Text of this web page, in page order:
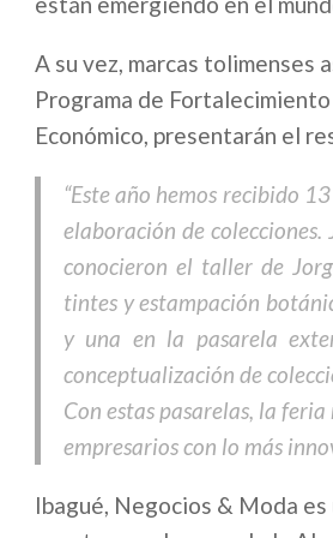
A su vez, marcas tolimenses
Programa de
Económico, presentarán el
“Este año hemos recibido
elaboración de
conocieron el taller de
tintes y estampación
y una en la pasarela
conceptualización de
Con estas pasarelas, la
empresarios con lo más
Ibagué, Negocios & Moda